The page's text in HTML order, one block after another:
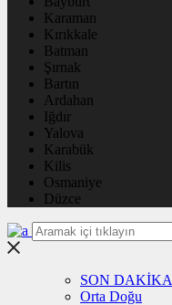
Karaman
Kırıkkale
Batman
Şırnak
Bartın
Ardahan
Iğdır
Yalova
Karabük
Kilis
Osmaniye
Düzce
SON DAKİKA
Orta Doğu